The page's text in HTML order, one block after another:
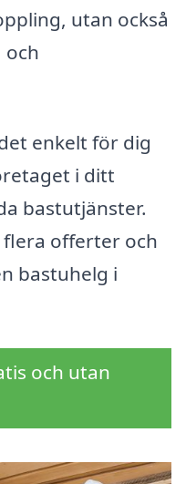
utan också
och
enkelt för dig
i ditt
bastutjänster.
flera offerter och
bastuhelg i
och utan